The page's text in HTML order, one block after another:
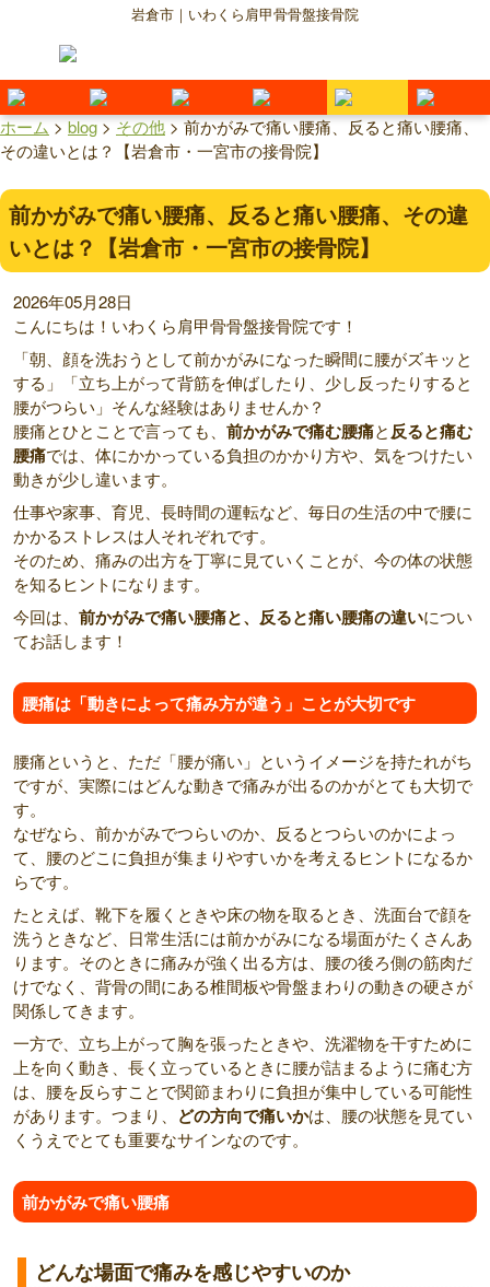
岩倉市｜いわくら肩甲骨骨盤接骨院
ホーム > blog > その他 > 前かがみで痛い腰痛、反ると痛い腰痛、
その違いとは？【岩倉市・一宮市の接骨院】
前かがみで痛い腰痛、反ると痛い腰痛、その違
いとは？【岩倉市・一宮市の接骨院】
2026年05月28日
こんにちは！いわくら肩甲骨骨盤接骨院です！
「朝、顔を洗おうとして前かがみになった瞬間に腰がズキッと
する」「立ち上がって背筋を伸ばしたり、少し反ったりすると
腰がつらい」そんな経験はありませんか？
腰痛とひとことで言っても、 前かがみで痛む腰痛と反ると痛む
腰痛では、体にかかっている負担のかかり方や、気をつけたい
動きが少し違います。
仕事や家事、育児、長時間の運転など、毎日の生活の中で腰に
かかるストレスは人それぞれです。
そのため、痛みの出方を丁寧に見ていくことが、今の体の状態
を知るヒントになります。
今回は、 前かがみで痛い腰痛と、反ると痛い腰痛の違いについ
てお話します！
腰痛は「動きによって痛み方が違う」ことが大切です
腰痛というと、ただ「腰が痛い」というイメージを持たれがち
ですが、実際にはどんな動きで痛みが出るのかがとても大切で
す。
なぜなら、前かがみでつらいのか、反るとつらいのかによっ
て、腰のどこに負担が集まりやすいかを考えるヒントになるか
らです。
たとえば、靴下を履くときや床の物を取るとき、洗面台で顔を
洗うときなど、日常生活には前かがみになる場面がたくさんあ
ります。そのときに痛みが強く出る方は、腰の後ろ側の筋肉だ
けでなく、背骨の間にある椎間板や骨盤まわりの動きの硬さが
関係してきます。
一方で、立ち上がって胸を張ったときや、洗濯物を干すために
上を向く動き、長く立っているときに腰が詰まるように痛む方
は、腰を反らすことで関節まわりに負担が集中している可能性
があります。つまり、 どの方向で痛いかは、腰の状態を見てい
くうえでとても重要なサインなのです。
前かがみで痛い腰痛
どんな場面で痛みを感じやすいのか